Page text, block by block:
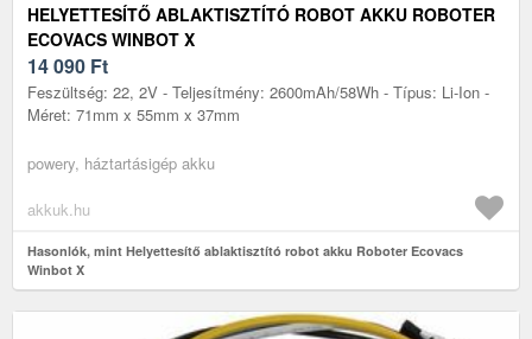
HELYETTESÍTŐ ABLAKTISZTÍTÓ ROBOT AKKU ROBOTER
ECOVACS WINBOT X
14 090 Ft
Feszültség: 22, 2V - Teljesítmény: 2600mAh/58Wh - Típus: Li-Ion -
Méret: 71mm x 55mm x 37mm
powery, háztartásigép akku
akkuk.hu
Hasonlók, mint Helyettesítő ablaktisztító robot akku Roboter Ecovacs
Winbot X